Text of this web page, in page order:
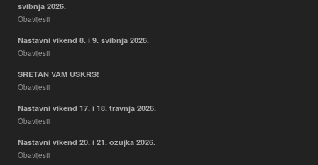
svibnja 2026.
Obavijesti
Nastavni vikend 8. i 9. svibnja 2026.
Obavijesti
SRETAN VAM USKRS!
Obavijesti
Nastavni vikend 17. i 18. travnja 2026.
Obavijesti
Nastavni vikend 20. i 21. ožujka 2026.
Obavijesti